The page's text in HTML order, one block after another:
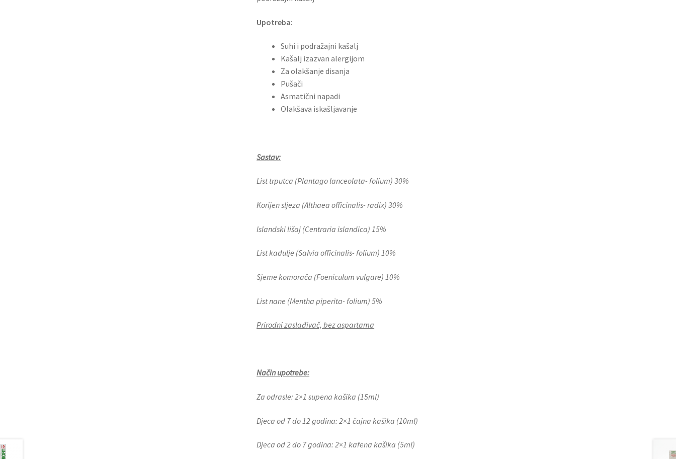
Upotreba:
Suhi i podražajni kašalj
Kašalj izazvan alergijom
Za olakšanje disanja
Pušači
Asmatični napadi
Olakšava iskašljavanje
Sastav:
List trputca (Plantago lanceolata- folium) 30%
Korijen sljeza (Althaea officinalis- radix) 30%
Islandski lišaj (Centraria islandica) 15%
List kadulje (Salvia officinalis- folium) 10%
Sjeme komorača (Foeniculum vulgare) 10%
List nane (Mentha piperita- folium) 5%
Prirodni zaslađivač, bez aspartama
Način upotrebe:
Za odrasle: 2×1 supena kašika (15ml)
Djeca od 7 do 12 godina: 2×1 čajna kašika (10ml)
Djeca od 2 do 7 godina: 2×1 kafena kašika (5ml)